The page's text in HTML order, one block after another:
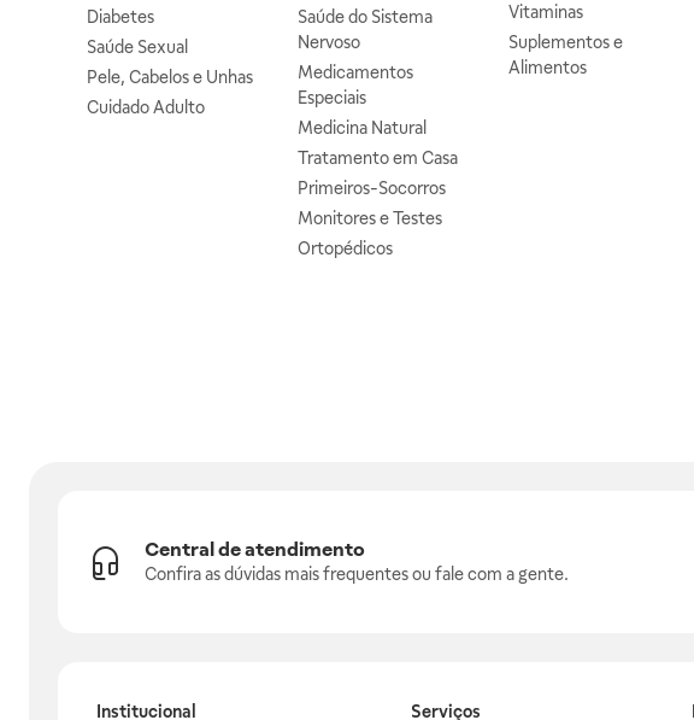
Diabetes
Saúde Sexual
Pele, Cabelos e Unhas
Cuidado Adulto
Saúde do Sistema
Nervoso
Medicamentos
Especiais
Medicina Natural
Tratamento em Casa
Primeiros-Socorros
Monitores e Testes
Ortopédicos
Vitaminas
Suplementos e
Alimentos
Central de atendimento
Confira as dúvidas mais frequentes ou fale com a gente.
Institucional
Serviços